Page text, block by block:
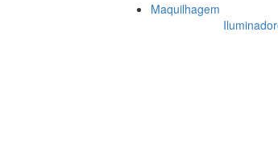
Maquilhagem